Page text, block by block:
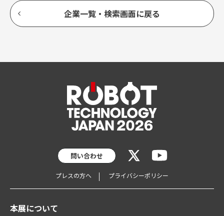
企業一覧・検索画面に戻る
問い合わせ
プレスの方へ プライバシーポリシー
本展について